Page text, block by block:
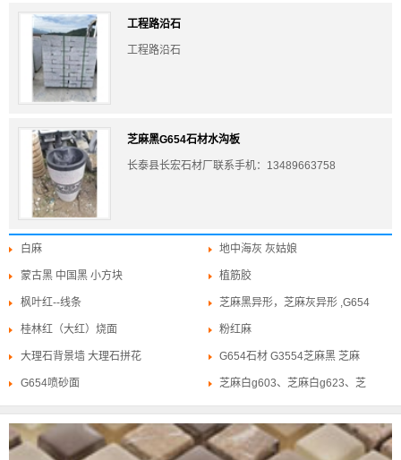
工程路沿石
工程路沿石
芝麻黑G654石材水沟板
长泰县长宏石材厂联系手机：13489663758
白麻 地中海灰 灰姑娘
蒙古黑 中国黑 小方块 植筋胶
枫叶红--线条 芝麻黑异形，芝麻灰异形 ,G654
桂林红（大红）烧面 粉红麻
大理石背景墙 大理石拼花 G654石材 G3554芝麻黑 芝麻
G654喷砂面 芝麻白g603、芝麻白g623、芝